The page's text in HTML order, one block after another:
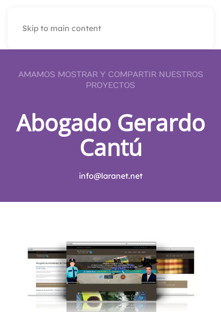
Skip to main content
AMAMOS MOSTRAR Y COMPARTIR NUESTROS
PROYECTOS
Abogado Gerardo
Cantú
info@laranet.net